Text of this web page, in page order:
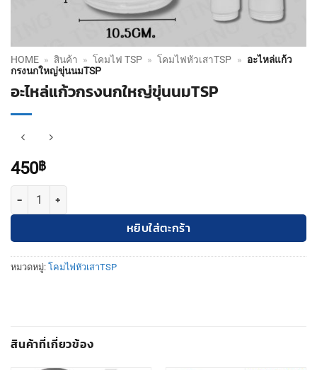
HOME » สินค้า » โคมไฟ TSP » โคมไฟหัวเสาTSP » อะไหล่แก้ว
กรงนกใหญ่ขุ่นนมTSP
อะไหล่แก้วกรงนกใหญ่ขุ่นนมTSP
450฿
จำนวน อะไหล่แก้วกรงนกใหญ่ขุ่นนมTSP ชิ้น
หยิบใส่ตะกร้า
หมวดหมู่: โคมไฟหัวเสาTSP
สินค้าที่เกี่ยวข้อง